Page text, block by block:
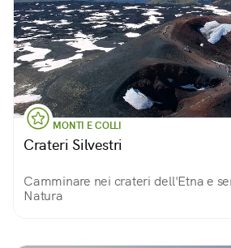
MONTI E COLLI
Crateri Silvestri
Camminare nei crateri dell'Etna e
Natura